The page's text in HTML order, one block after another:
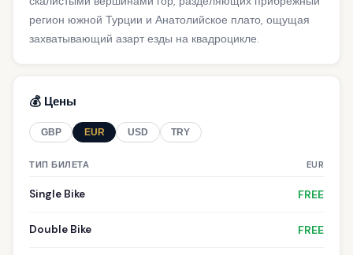
регион южной Турции и Анатолийское плато, ощущая
захватывающий азарт езды на квадроцикле.
💰 Цены
GBP EUR USD TRY
ТИП БИЛЕТА EUR
Single Bike FREE
Double Bike FREE